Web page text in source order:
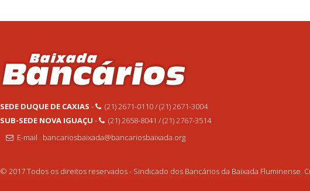
SEDE DUQUE DE CAXIAS -
(21) 2671-0110 / (21) 2671-3004
SUB-SEDE NOVA IGUAÇU -
(21) 2658-8041 / (21) 2767-3514
E-mail : bancariosbaixada@bancariosbaixada.org
© 2017 Todos os direitos reservados - Sindicado dos Bancários da Baixada Fluminense.